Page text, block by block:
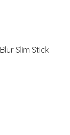
Slim Stick